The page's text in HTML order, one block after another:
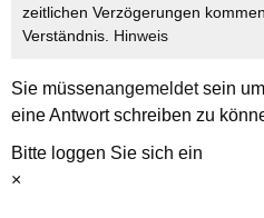
zeitlichen Verzögerungen
Verständnis. Hinweis
Sie müssenangemeldetsein
eine Antwort schreiben zu
Bitte loggen Sie sich ein
×